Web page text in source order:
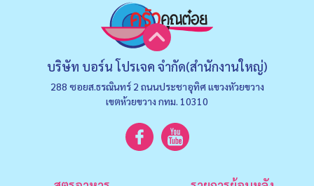
บริษัท บอร์น โปรเจค จำกัด(สำนักงานใหญ่)
288 ซอยส.ธรณินทร์ 2 ถนนประชาอุทิศ แขวงหัวยขวาง
เขตห้วยขวาง กทม. 10310